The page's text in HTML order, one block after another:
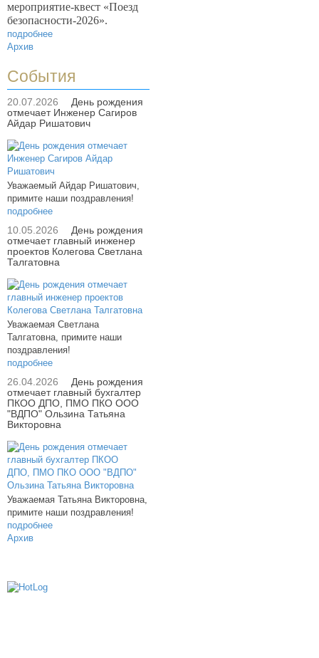
мероприятие-квест «Поезд
безопасности-2026».
подробнее
Архив
События
20.07.2026
День рождения
отмечает Инженер Сагиров
Айдар Ришатович
Уважаемый Айдар Ришатович,
примите наши поздравления!
подробнее
10.05.2026
День рождения
отмечает главный инженер
проектов Колегова Светлана
Талгатовна
Уважаемая Светлана
Талгатовна, примите наши
поздравления!
подробнее
26.04.2026
День рождения
отмечает главный бухгалтер
ПКОО ДПО, ПМО ПКО ООО
"ВДПО" Ользина Татьяна
Викторовна
Уважаемая Татьяна Викторовна,
примите наши поздравления!
подробнее
Архив